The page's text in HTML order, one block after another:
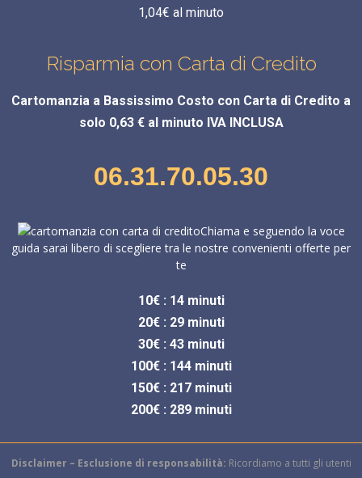
1,04€ al minuto
Risparmia con Carta di Credito
Cartomanzia a Bassissimo Costo con Carta di Credito a
solo 0,63 € al minuto IVA INCLUSA
06.31.70.05.30
Chiama e seguendo la voce
guida sarai libero di scegliere tra le nostre convenienti offerte per
te
10€ : 14 minuti
20€ : 29 minuti
30€ : 43 minuti
100€ : 144 minuti
150€ : 217 minuti
200€ : 289 minuti
Disclaimer – Esclusione di responsabilità: Ricordiamo a tutti gli utenti